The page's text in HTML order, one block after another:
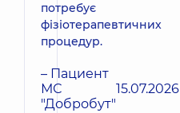
потребує
фізіотерапевтичних
процедур.
– Пациент
МС
"Добробут"
15.07.2026